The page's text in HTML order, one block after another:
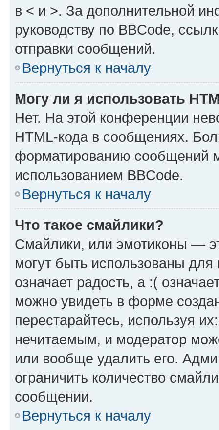
в < и >. За дополнительной
руководству по BBCode,
отправки сообщений.
Вернуться к началу
Могу ли я использовать
Нет. На этой конференции
HTML-кода в сообщениях.
форматированию сообщений
использованием BBCode.
Вернуться к началу
Что такое смайлики?
Смайлики, или эмотиконы —
могут быть использованы
означает радость, а :(
можно увидеть в форме
перестарайтесь, используя
нечитаемым, и модератор
или вообще удалить его.
ограничить количество
сообщении.
Вернуться к началу